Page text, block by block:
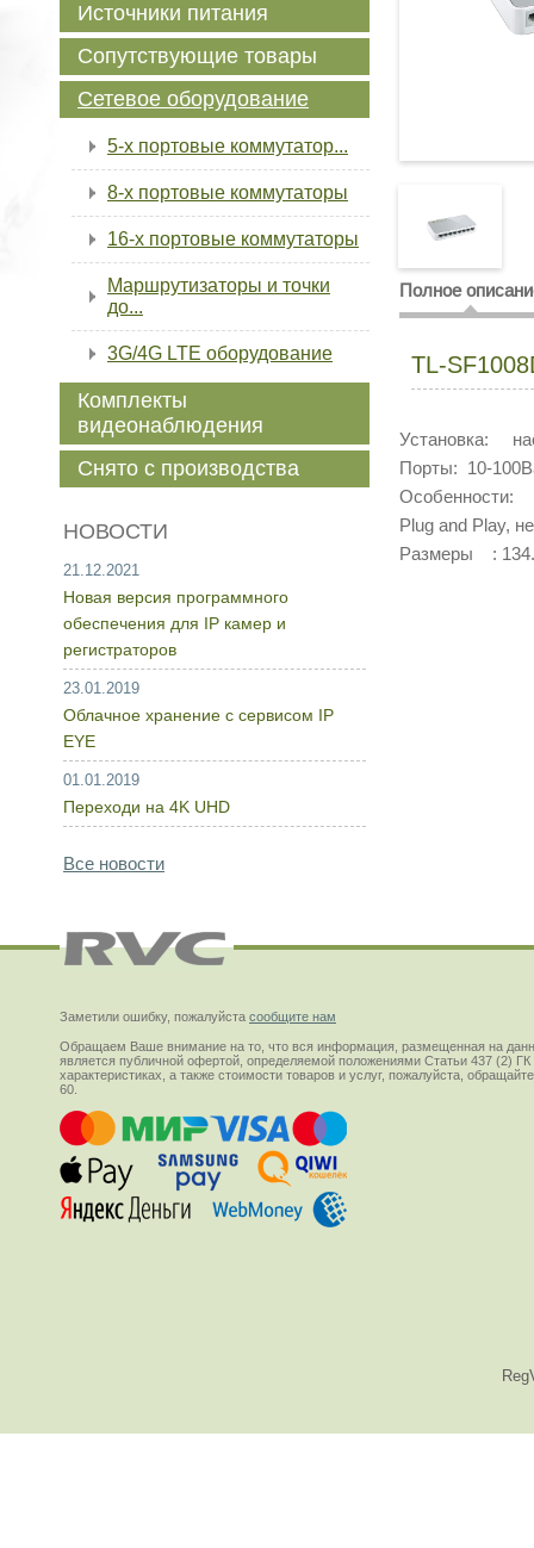
Полное
TL-
Установка:
Порты: 10-
Особенности:
Plug and Play,
Размеры :
Источники питания
Сопутствующие товары
Сетевое оборудование
5-х портовые коммутатор...
8-х портовые коммутаторы
16-х портовые коммутаторы
Маршрутизаторы и точки
до...
3G/4G LTE оборудование
Комплекты
видеонаблюдения
Снято с производства
НОВОСТИ
21.12.2021
Новая версия программного
обеспечения для IP камер и
регистраторов
23.01.2019
Облачное хранение с сервисом IP
EYE
01.01.2019
Переходи на 4K UHD
Все новости
Заметили ошибку, пожалуйста сообщите нам
Обращаем Ваше внимание на то, что вся информация, размещенная на
является публичной офертой, определяемой положениями Статьи 437 (2)
характеристиках, а также стоимости товаров и услуг, пожалуйста,
60.